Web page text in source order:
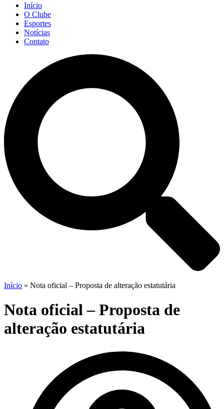
Início
O Clube
Esportes
Notícias
Contato
Início » Nota oficial – Proposta de alteração estatutária
Nota oficial – Proposta de
alteração estatutária